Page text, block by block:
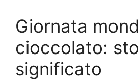
Giornata
cioccolato:
significato